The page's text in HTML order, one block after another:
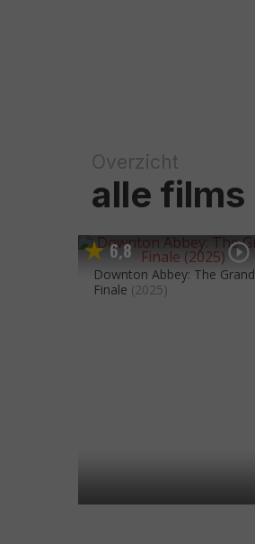
Overzicht
alle films
6,8
Downton Abbey: The Grand
Finale (2025)